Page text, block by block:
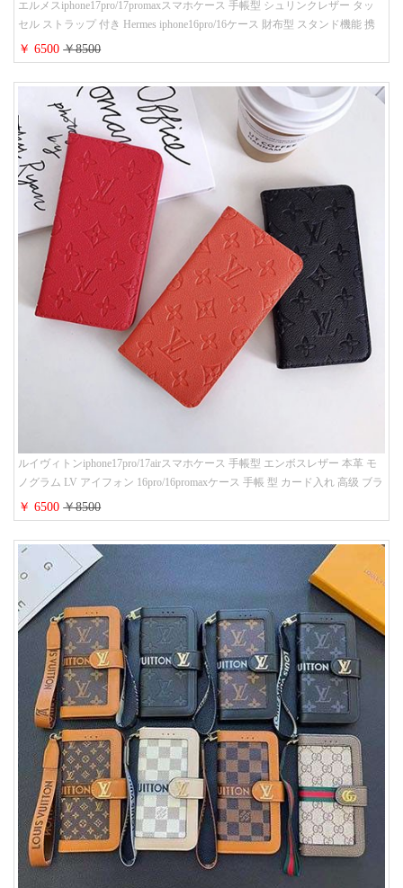
エルメスiphone17pro/17promaxスマホケース 手帳型 シュリンクレザー タッ
セル ストラップ 付き Hermes iphone16pro/16ケース 財布型 スタンド機能 携
帯カバー ハイ ブランド アイフォーン15/14/13ケース 手帳 レディース 人気
￥ 6500￥8500
ルイヴィトンiphone17pro/17airスマホケース 手帳型 エンボスレザー 本革 モ
ノグラム LV アイフォン 16pro/16promaxケース 手帳 型 カード入れ 高级 ブラ
ンド iPhone 15/14/13 proケース 手帳型 男女通用 大人かわいい
￥ 6500￥8500